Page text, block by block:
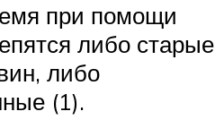
при помощи
либо старые
либо
(1).